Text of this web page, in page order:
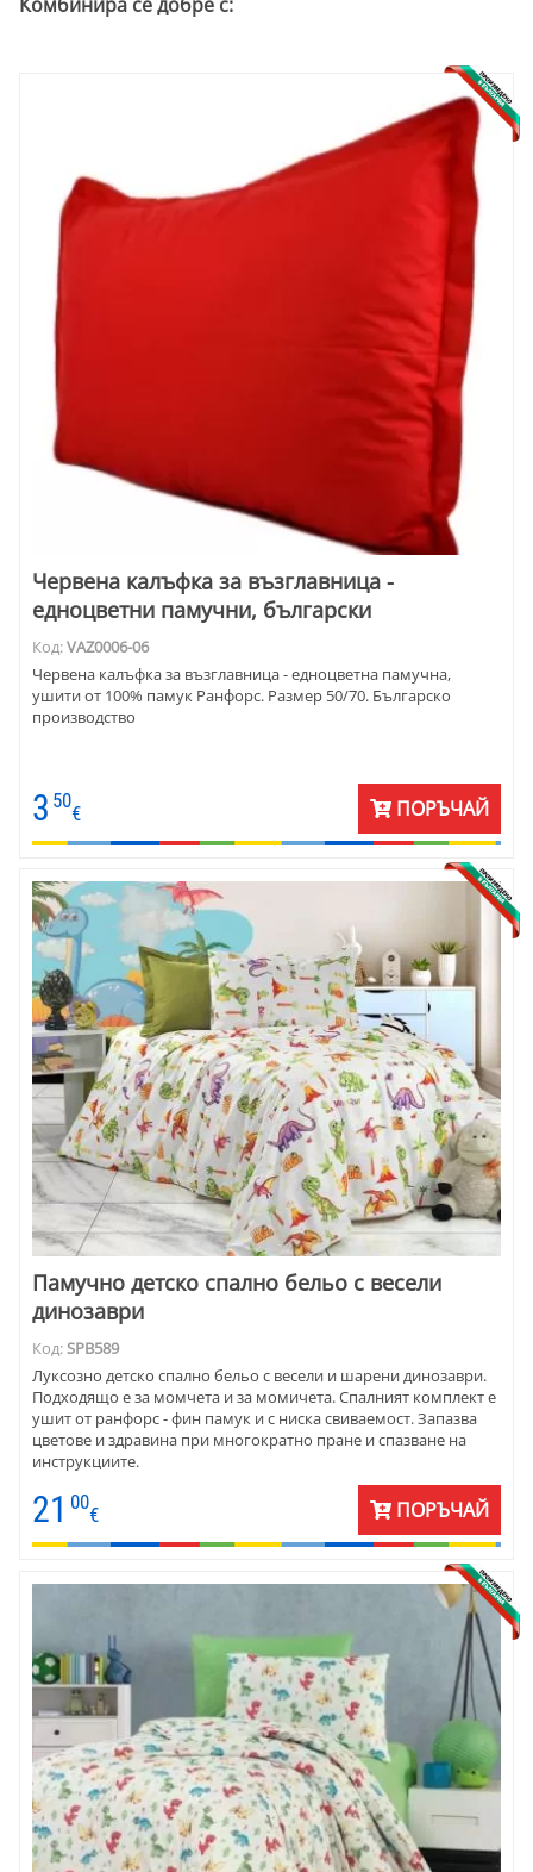
Червена калъфка за възглавница -
едноцветни памучни, български
Код:VAZ0006-06
Червена калъфка за възглавница - едноцветна памучна,
ушити от 100% памук Ранфорс. Размер 50/70. Българско
производство
3 50
€ ПОРЪЧАЙ
Памучно детско спално бельо с весели
динозаври
Код:SPB589
Луксозно детско спално бельо с весели и шарени динозаври.
Подходящо е за момчета и за момичета. Спалният комплект е
ушит от ранфорс - фин памук и с ниска свиваемост. Запазва
цветове и здравина при многократно пране и спазване на
инструкциите.
21 00
€ ПОРЪЧАЙ